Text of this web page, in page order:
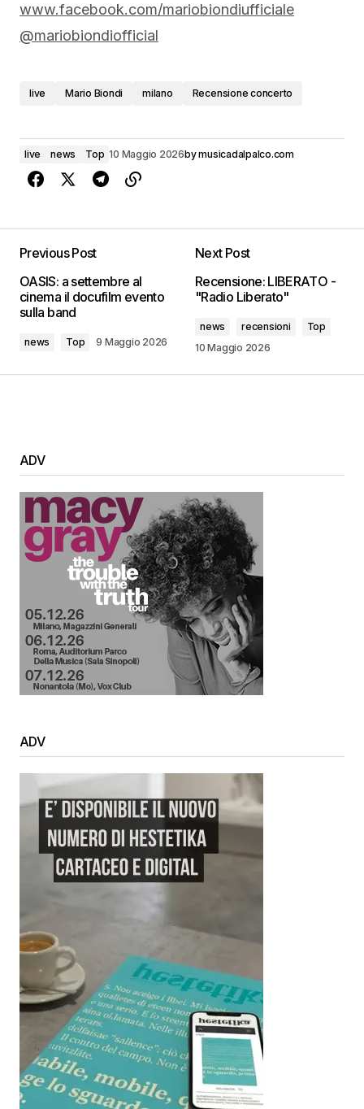
www.facebook.com/mariobiondiufficiale
@mariobiondiofficial
live Mario Biondi milano Recensione concerto
live news Top 10 Maggio 2026bymusicadalpalco.com
Previous Post
OASIS: a settembre al
cinema il docufilm evento
sulla band
news Top 9 Maggio 2026
Next Post
Recensione: LIBERATO -
"Radio Liberato"
news recensioni
Top
10 Maggio 2026
ADV
ADV